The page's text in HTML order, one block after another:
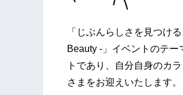
「じぶんらしさを見つけ
Beauty -」イベントのテ
トであり、自分自身のカ
さまをお迎えいたします。